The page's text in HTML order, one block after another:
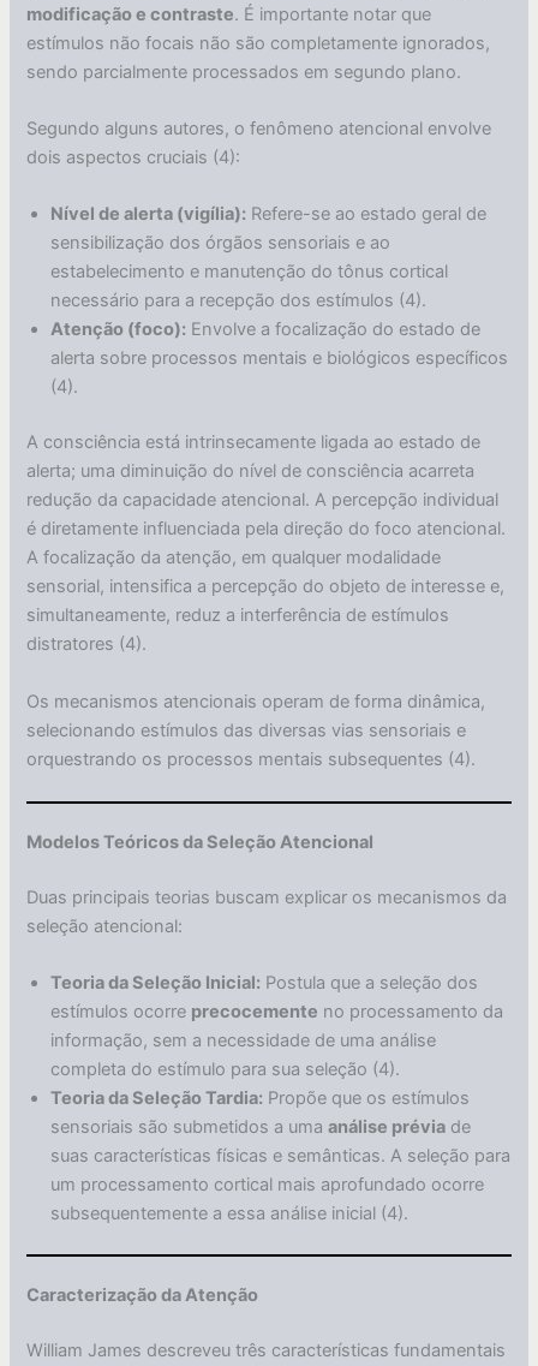
modificação e contraste. É importante notar que
estímulos não focais não são completamente ignorados,
sendo parcialmente processados em segundo plano.
Segundo alguns autores, o fenômeno atencional envolve
dois aspectos cruciais (4):
Nível de alerta (vigília): Refere-se ao estado geral de
sensibilização dos órgãos sensoriais e ao
estabelecimento e manutenção do tônus cortical
necessário para a recepção dos estímulos (4).
Atenção (foco): Envolve a focalização do estado de
alerta sobre processos mentais e biológicos específicos
(4).
A consciência está intrinsecamente ligada ao estado de
alerta; uma diminuição do nível de consciência acarreta
redução da capacidade atencional. A percepção individual
é diretamente influenciada pela direção do foco atencional.
A focalização da atenção, em qualquer modalidade
sensorial, intensifica a percepção do objeto de interesse e,
simultaneamente, reduz a interferência de estímulos
distratores (4).
Os mecanismos atencionais operam de forma dinâmica,
selecionando estímulos das diversas vias sensoriais e
orquestrando os processos mentais subsequentes (4).
Modelos Teóricos da Seleção Atencional
Duas principais teorias buscam explicar os mecanismos da
seleção atencional:
Teoria da Seleção Inicial: Postula que a seleção dos
estímulos ocorre precocemente no processamento da
informação, sem a necessidade de uma análise
completa do estímulo para sua seleção (4).
Teoria da Seleção Tardia: Propõe que os estímulos
sensoriais são submetidos a umaanálise prévia de
suas características físicas e semânticas. A seleção para
um processamento cortical mais aprofundado ocorre
subsequentemente a essa análise inicial (4).
Caracterização da Atenção
William James descreveu três características fundamentais